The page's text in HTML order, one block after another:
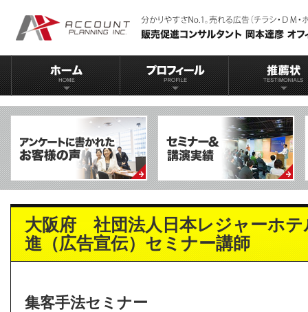
大阪府 社団法人日本レジャーホ
進（広告宣伝）セミナー講師
集客手法セミナー